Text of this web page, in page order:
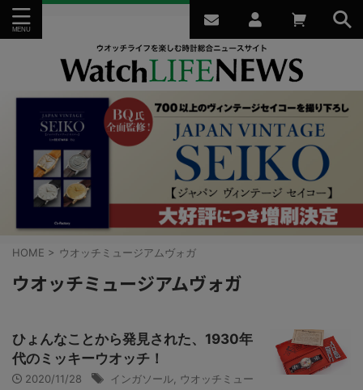
HOME > ウオッチミュージアムヴォガ
ウオッチミュージアムヴォガ
ひょんなことから発見された、1930年
代のミッキーウオッチ！
2020/11/28 インガソール ウオッチミュー